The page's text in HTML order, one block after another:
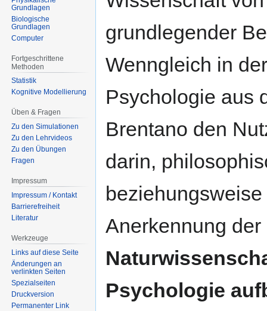
grundlegender
Wenngleich in
Psychologie aus
Brentano den
darin,
Anerkennung der
Psychologie
Grundlagen
Biologische
Grundlagen
Computer
Fortgeschrittene
Methoden
Statistik
Kognitive Modellierung
Üben & Fragen
Zu den Simulationen
Zu den Lehrvideos
Zu den Übungen
Fragen
Impressum
Impressum / Kontakt
Barrierefreiheit
Literatur
Werkzeuge
Links auf diese Seite
Änderungen an
verlinkten Seiten
Spezialseiten
Druckversion
Permanenter Link